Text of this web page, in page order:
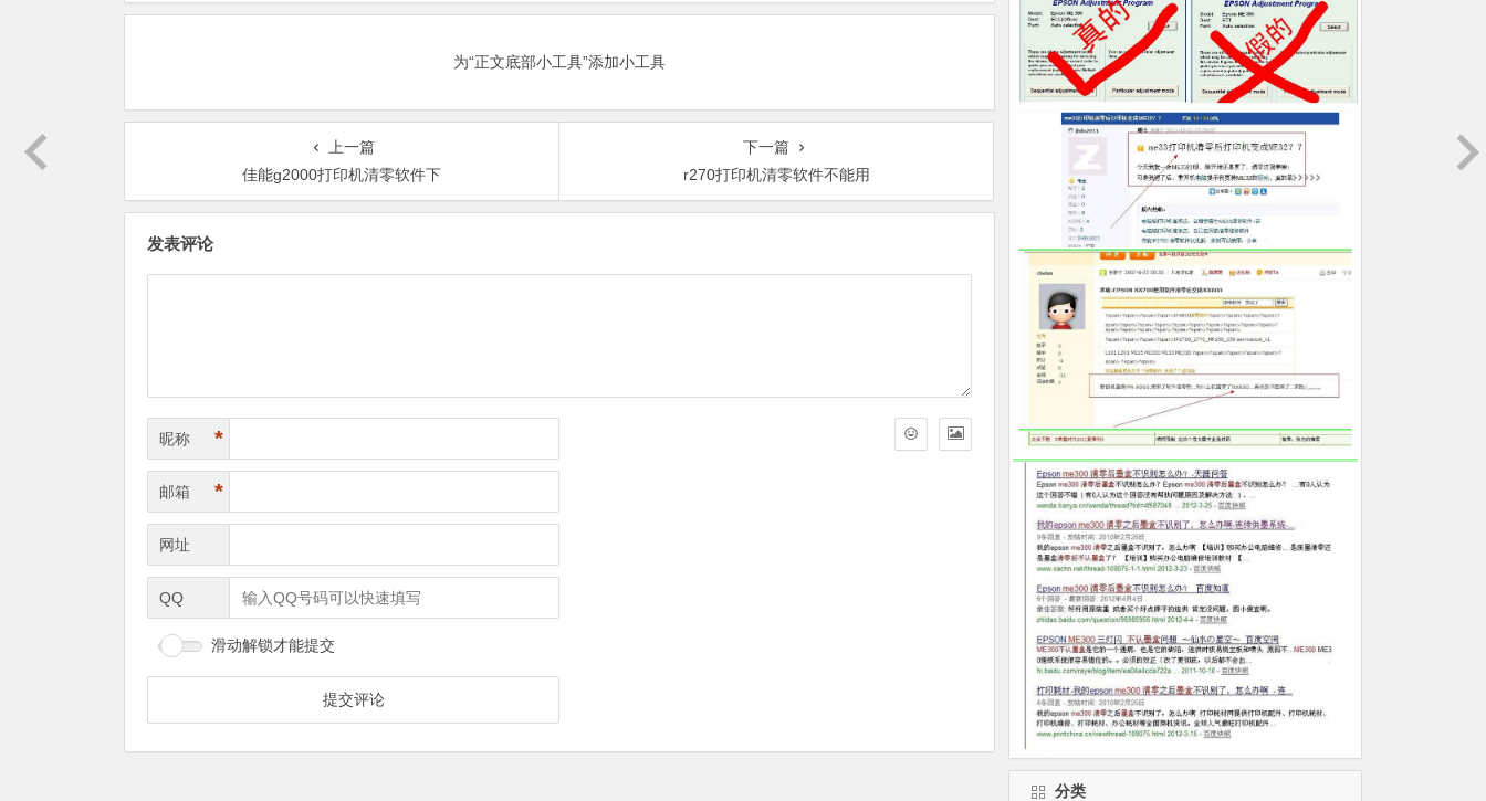
为“正文底部小工具”添加小工具
上一篇
佳能g2000打印机清零软件下
下一篇
r270打印机清零软件不能用
发表评论
昵称 *
邮箱 *
网址
QQ
滑动解锁才能提交
分类